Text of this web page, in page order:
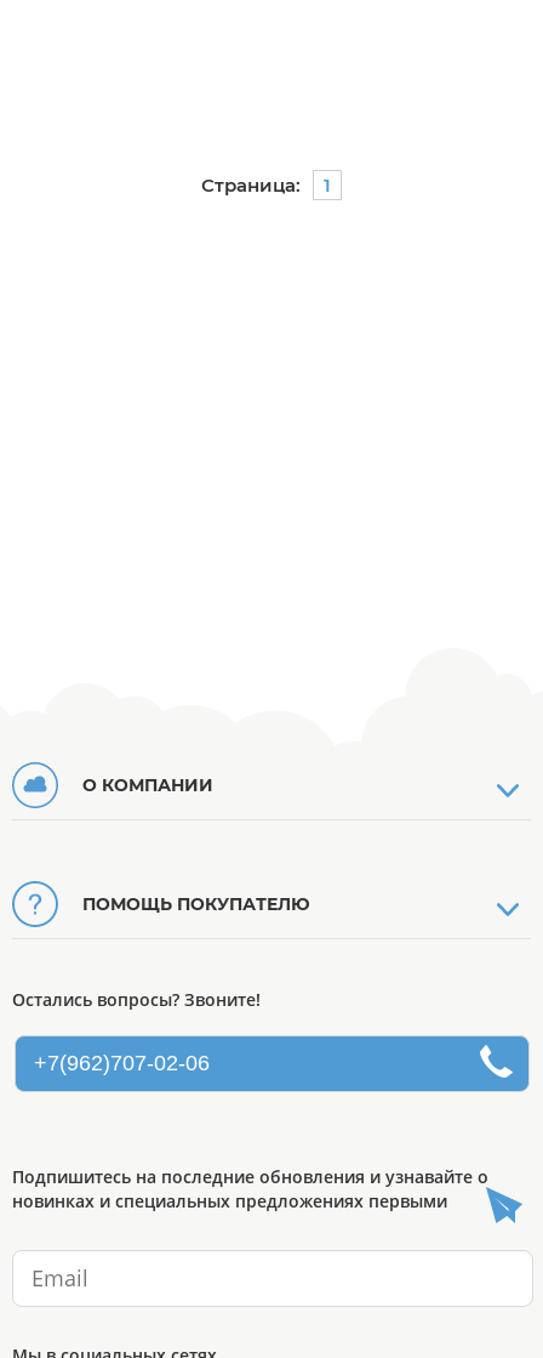
Страница: 1
О КОМПАНИИ
ПОМОЩЬ ПОКУПАТЕЛЮ
Остались вопросы? Звоните!
+7(962)707-02-06
Подпишитесь на последние обновления и узнавайте о
новинках и специальных предложениях первыми